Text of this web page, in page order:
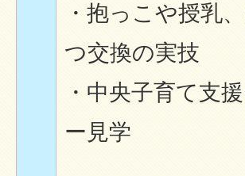
・抱っこや授乳
つ交換の実技
・中央子育て支
ー見学